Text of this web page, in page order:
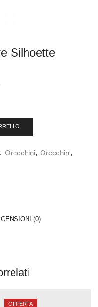
Silhoette
, Orecchini, Orecchini,
(0)
OFFERTA